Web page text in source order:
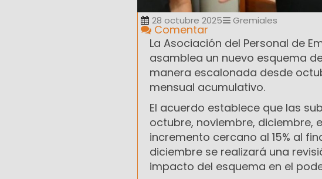
28 octubre 2025 Gremiales
Comentar
La Asociación del Personal de
asamblea un nuevo esquema
manera escalonada desde
mensual acumulativo.
El acuerdo establece que las
octubre, noviembre, diciembre,
incremento cercano al 15% al
diciembre se realizará una
impacto del esquema en el